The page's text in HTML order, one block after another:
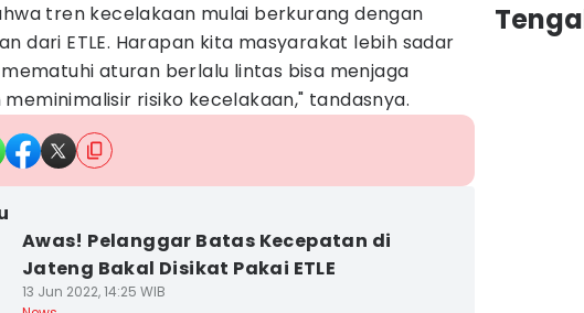
tren kecelakaan mulai berkurang dengan
dari ETLE. Harapan kita masyarakat lebih sadar
aturan berlalu lintas bisa menjaga
risiko kecelakaan," tandasnya.
Awas! Pelanggar Batas Kecepatan di
Jateng Bakal Disikat Pakai ETLE
13 Jun 2022, 14:25 WIB